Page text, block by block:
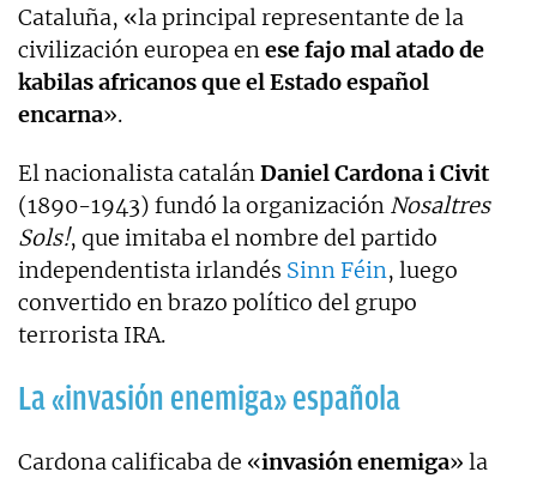
Cataluña, «la principal representante de la
civilización europea enese fajo mal atado de
kabilas africanos que el Estado español
encarna».
El nacionalista catalánDaniel Cardona i Civit
(1890-1943) fundó la organización Nosaltres
Sols!, que imitaba el nombre del partido
independentista irlandés Sinn Féin, luego
convertido en brazo político del grupo
terrorista IRA.
La «invasión enemiga» española
Cardona calificaba de «invasión enemiga» la